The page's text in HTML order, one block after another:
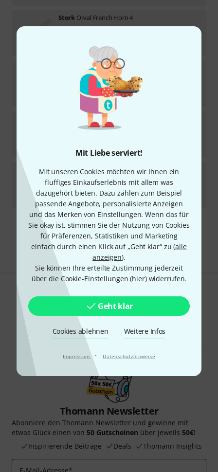
Mit Liebe serviert!
Mit unseren Cookies möchten wir Ihnen ein
fluffiges Einkaufserlebnis mit allem was
dazugehört bieten. Dazu zählen zum Beispiel
passende Angebote, personalisierte Anzeigen
und das Merken von Einstellungen. Wenn das für
Sie okay ist, stimmen Sie der Nutzung von Cookies
für Präferenzen, Statistiken und Marketing
einfach durch einen Klick auf „Geht klar“ zu (alle
anzeigen).
Sie können Ihre erteilte Zustimmung jederzeit
über die Cookie-Einstellungen (hier) widerrufen.
Geht klar
Cookies ablehnen Weitere Infos
Impressum · Datenschutzhinweise
Stork Orval French Horn 4
C-Series French Horn C
Sofort lieferbar
€
Orval French Horn 4.25
1
€
StorkOrval French Horn 4.5
1
In 1–2 Wochen lieferbar
119 €
Kostenloser Versand ab 29 €
Alle Preise inkl. MwSt.
Gefällt Ihnen, was Sie sehen?
Teilen Hilfe & Feedback
Thomann Newsletter
Abonniere den Thomann Newsletter und gewinne mit
etwas Glück einen von 50 Gutscheinen über jeweils 50€!
Inspirierende Beiträge
Deals Thomann Insights